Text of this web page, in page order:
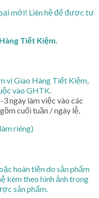
mới! Liên hệ để được tư
Tiết Kiệm.
vị Giao Hàng Tiết Kiệm,
vào GHTK.
ngày làm việc vào các
cuối tuần / ngày lễ.
riêng)
hoàn tiền do sản phẩm
kèm theo hình ảnh trong
sản phẩm.